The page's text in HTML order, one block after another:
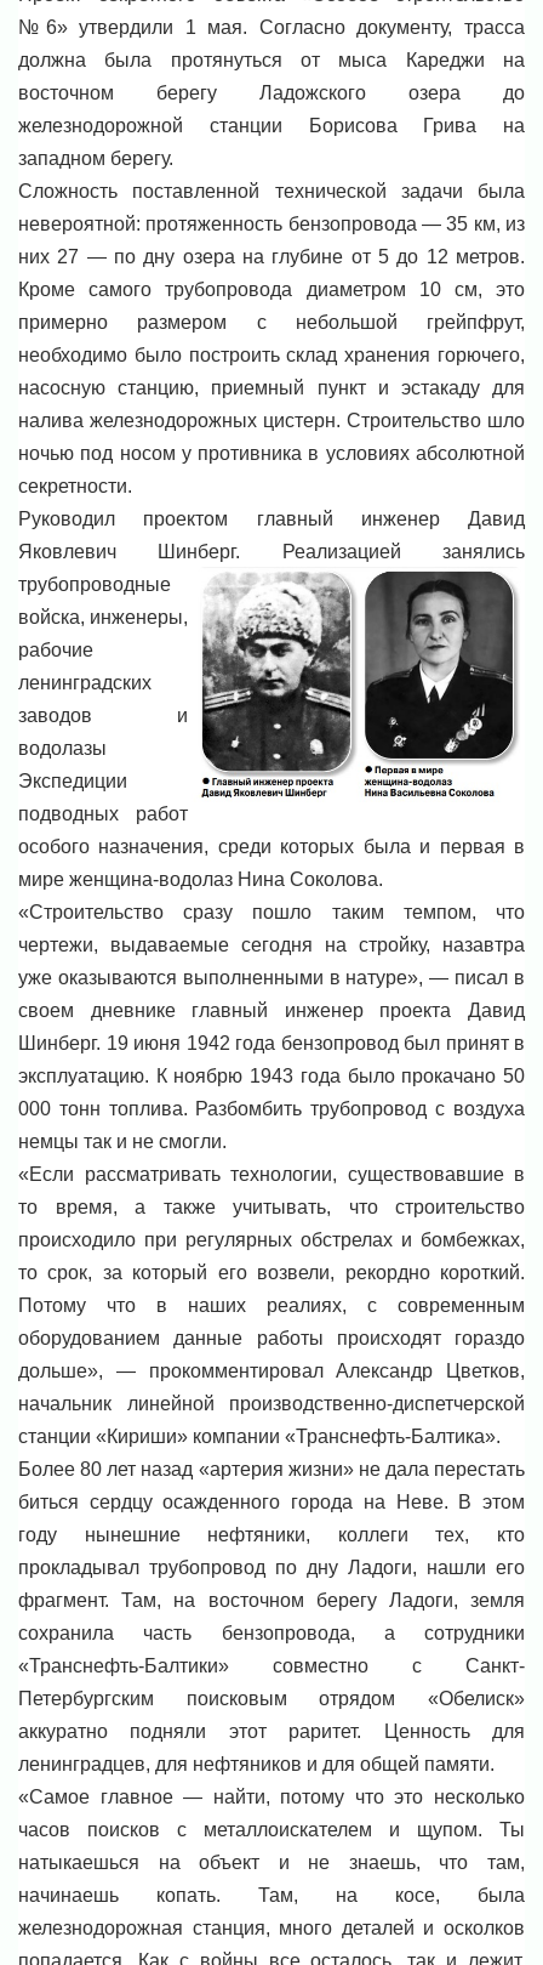
№6» утвердили 1 мая. Согласно документу, трасса
должна была протянуться от мыса Кареджи на
восточном берегу Ладожского озера до
железнодорожной станции Борисова Грива на
западном берегу.
Сложность поставленной технической задачи была
невероятной: протяженность бензопровода — 35 км, из
них 27 — по дну озера на глубине от 5 до 12 метров.
Кроме самого трубопровода диаметром 10 см, это
примерно размером с небольшой грейпфрут,
необходимо было построить склад хранения горючего,
насосную станцию, приемный пункт и эстакаду для
налива железнодорожных цистерн. Строительство шло
ночью под носом у противника в условиях абсолютной
секретности.
Руководил проектом главный инженер Давид
Яковлевич Шинберг. Реализацией занялись
трубопроводные
войска, инженеры,
рабочие
ленинградских
заводов и
водолазы
Экспедиции
подводных работ
особого назначения, среди которых была и первая в
мире женщина-водолаз Нина Соколова.
«Строительство сразу пошло таким темпом, что
чертежи, выдаваемые сегодня на стройку, назавтра
уже оказываются выполненными в натуре», — писал в
своем дневнике главный инженер проекта Давид
Шинберг. 19 июня 1942 года бензопровод был принят в
эксплуатацию. К ноябрю 1943 года было прокачано 50
000 тонн топлива. Разбомбить трубопровод с воздуха
немцы так и не смогли.
«Если рассматривать технологии, существовавшие в
то время, а также учитывать, что строительство
происходило при регулярных обстрелах и бомбежках,
то срок, за который его возвели, рекордно короткий.
Потому что в наших реалиях, с современным
оборудованием данные работы происходят гораздо
дольше», — прокомментировал Александр Цветков,
начальник линейной производственно-диспетчерской
станции «Кириши» компании «Транснефть-Балтика».
Более 80 лет назад «артерия жизни» не дала перестать
биться сердцу осажденного города на Неве. В этом
году нынешние нефтяники, коллеги тех, кто
прокладывал трубопровод по дну Ладоги, нашли его
фрагмент. Там, на восточном берегу Ладоги, земля
сохранила часть бензопровода, а сотрудники
«Транснефть-Балтики» совместно с Санкт-
Петербургским поисковым отрядом «Обелиск»
аккуратно подняли этот раритет. Ценность для
ленинградцев, для нефтяников и для общей памяти.
«Самое главное — найти, потому что это несколько
часов поисков с металлоискателем и щупом. Ты
натыкаешься на объект и не знаешь, что там,
начинаешь копать. Там, на косе, была
железнодорожная станция, много деталей и осколков
попадается. Как с войны все осталось, так и лежит.